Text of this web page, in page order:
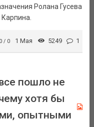
Ролана Гусева
0 / 0 1 Мая 5249 1
пошло не
хотя бы
опытными